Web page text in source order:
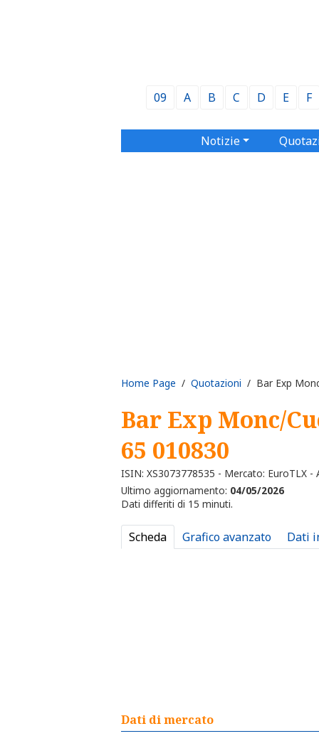
09 A B C D E F
Notizie
Home Page / Quotazioni / Bar Exp
Bar Exp Monc/
65 010830
ISIN: XS3073778535 - Mercato: EuroTLX -
Ultimo aggiornamento: 04/05/2026
Dati differiti di 15 minuti.
Scheda Grafico avanzato Dati
Dati di mercato